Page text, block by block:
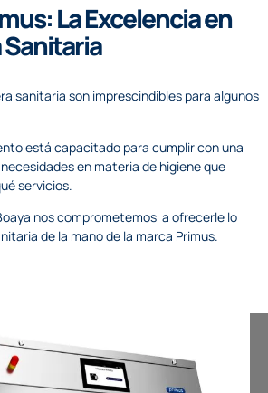
La Excelencia en
sanitaria son imprescindibles para algunos
está capacitado para cumplir con una
en materia de higiene que
servicios.
nos comprometemos a ofrecerle lo
de la mano de la marca Primus.